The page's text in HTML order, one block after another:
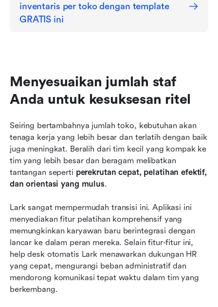
inventaris per toko dengan template
GRATIS ini
Menyesuaikan jumlah staf
Anda untuk kesuksesan ritel
Seiring bertambahnya jumlah toko, kebutuhan akan
tenaga kerja yang lebih besar dan terlatih dengan baik
juga meningkat. Beralih dari tim kecil yang kompak ke
tim yang lebih besar dan beragam melibatkan
tantangan seperti perekrutan cepat, pelatihan efektif,
dan orientasi yang mulus.
Lark sangat mempermudah transisi ini. Aplikasi ini
menyediakan fitur pelatihan komprehensif yang
memungkinkan karyawan baru berintegrasi dengan
lancar ke dalam peran mereka. Selain fitur-fitur ini,
help desk otomatis Lark menawarkan dukungan HR
yang cepat, mengurangi beban administratif dan
mendorong komunikasi tepat waktu dalam tim yang
berkembang.